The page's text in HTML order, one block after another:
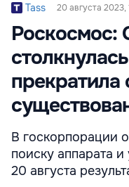
Tass 20 августа 2023,
Роскосмос:
прекратила
В госкорпорации
поиску аппарата
20 августа